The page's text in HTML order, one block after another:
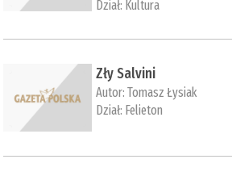
Dział: Kultura
Zły Salvini
Autor:Tomasz Łysiak
Dział: Felieton